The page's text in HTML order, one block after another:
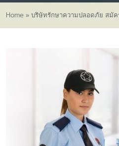
Home » บริษัทรักษาความปลอดภัย สมัค